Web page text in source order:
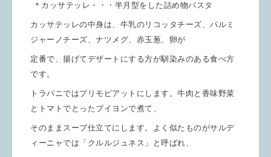
＊カッサテッレ・・・半月型をした詰め物パスタ
カッサテッレの中身は、牛乳のリコッタチーズ、パルミ
ジャーノチーズ、ナツメグ、赤玉葱、卵が
定番で、揚げてデザートにする方が馴染みのある食べ方
です。
トラパニではプリモピアットにします。牛肉と香味野菜
とトマトでとったブイヨンで煮て、
そのままスープ仕立てにします。よく似たものがサルデ
ィーニャでは「クルルジュネス」と呼ばれ、